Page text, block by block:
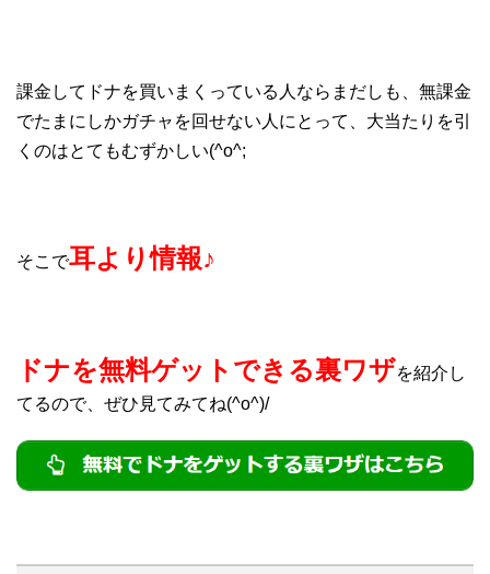
課金してドナを買いまくっている人ならまだしも、無課金
でたまにしかガチャを回せない人にとって、大当たりを引
くのはとてもむずかしい(^o^;
そこで耳より情報♪
ドナを無料ゲットできる裏ワザを紹介し
てるので、ぜひ見てみてね(^o^)/